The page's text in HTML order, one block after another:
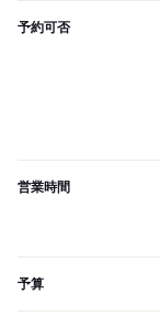
予約可否
営業時間
予算